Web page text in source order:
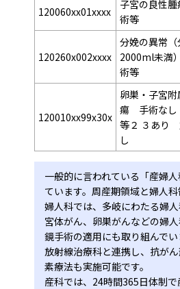
120060xx01xxxx
子宮の良性
術等
120260x002xxxx
分娩の異常
2000ml未満
術等
120010xx99x30x
卵巣・子宮
瘍 手術な
等２ ３あり
し
一般的に言われている「産婦
ています。周産期領域と婦人
婦人科では、多岐にわたる婦
宮体がん、卵巣がんなどの婦
鏡手術の適用にも取り組んで
放射線治療科と連携し、抗が
素療法も実施可能です。
産科では、24時間365日体制